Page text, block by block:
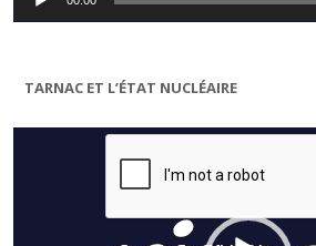
TARNAC ET L’ÉTAT NUCLÉAIRE
Lecteur